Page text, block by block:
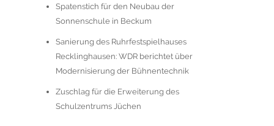
Spatenstich für den Neubau der
Sonnenschule in Beckum
Sanierung des Ruhrfestspielhauses
Recklinghausen: WDR berichtet über
Modernisierung der Bühnentechnik
Zuschlag für die Erweiterung des
Schulzentrums Jüchen